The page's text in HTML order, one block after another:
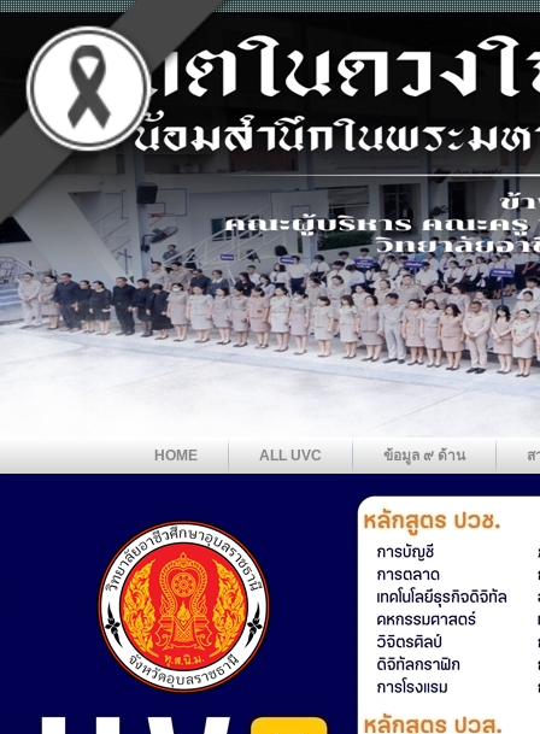
HOME ALL UVC ข้อมูล ๙ ด้าน ส